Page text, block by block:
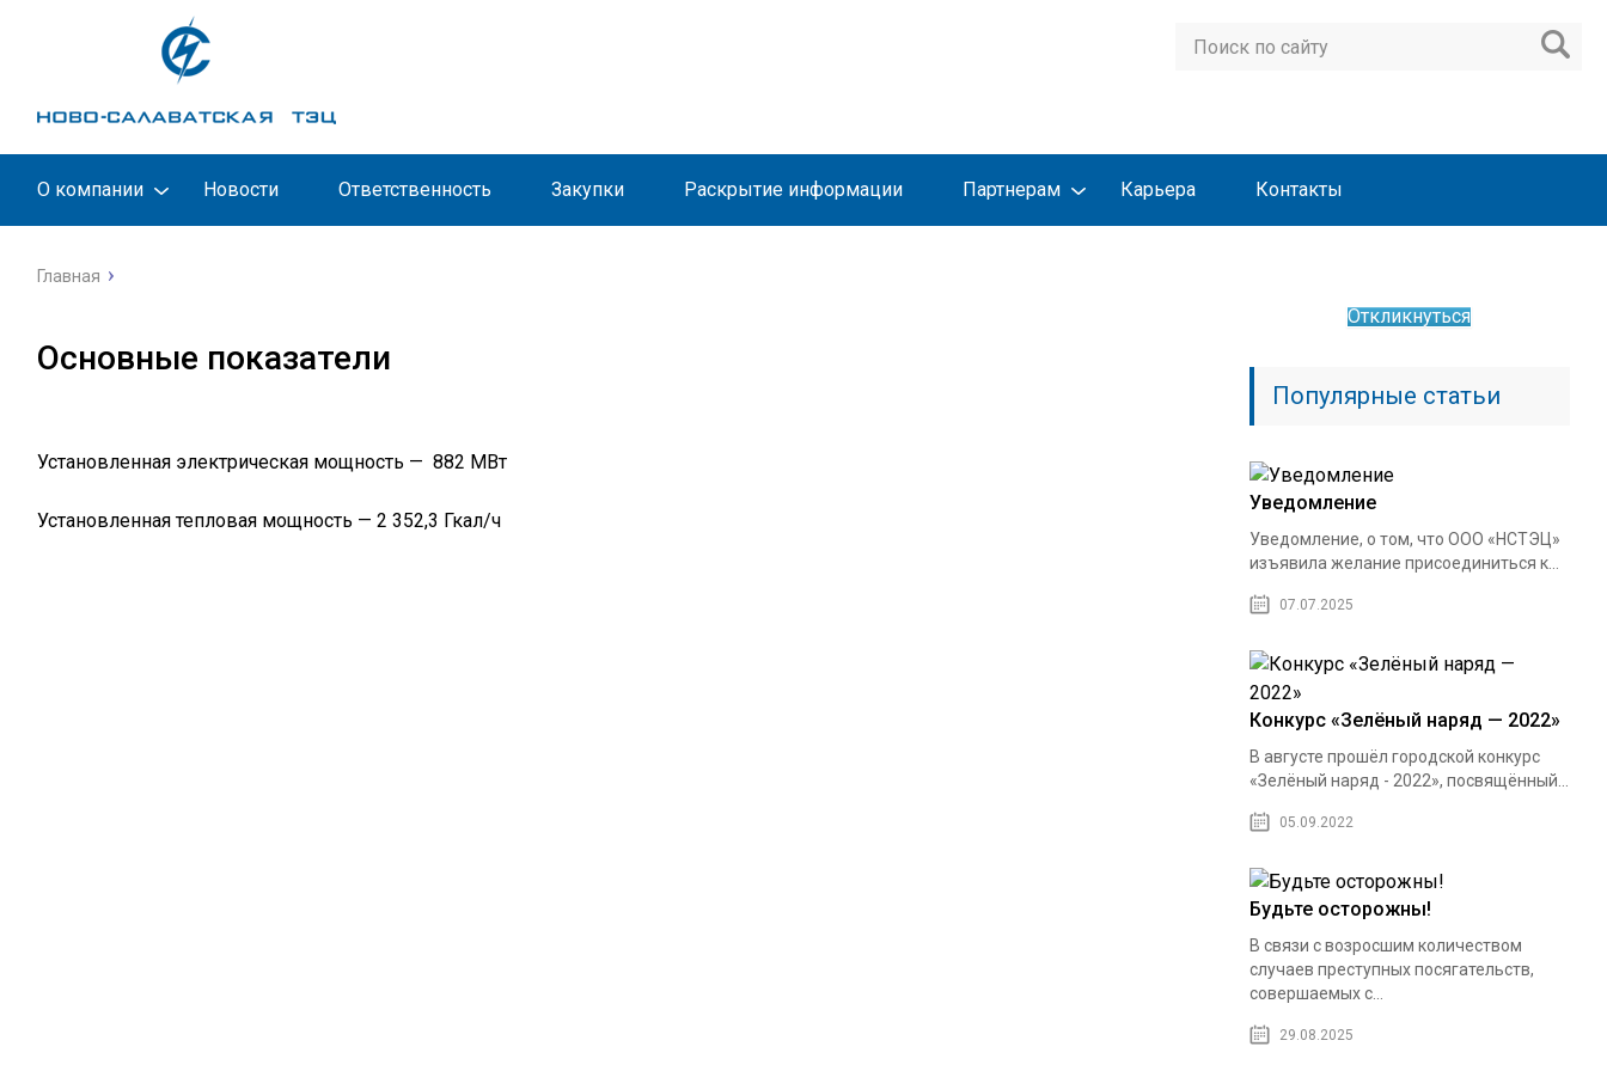
О компании Новости Ответственность Закупки Раскрытие информации Партнерам Карьера Контакты
Главная
Основные показатели
Установленная электрическая мощность — 882 МВт
Установленная тепловая мощность — 2 352,3 Гкал/ч
Откликнуться
Популярные статьи
Уведомление
Уведомление, о том, что ООО «НСТЭЦ»
изъявила желание присоединиться к...
07.07.2025
Конкурс «Зелёный наряд — 2022»
В августе прошёл городской конкурс
«Зелёный наряд - 2022», посвящённый...
05.09.2022
Будьте осторожны!
В связи с возросшим количеством
случаев преступных посягательств,
совершаемых с...
29.08.2025